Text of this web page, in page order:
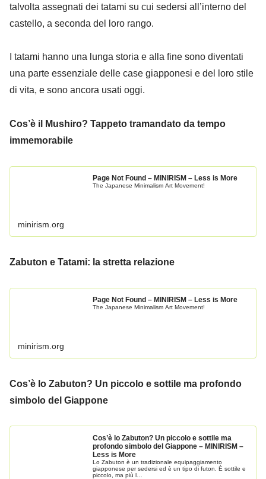
talvolta assegnati dei tatami su cui sedersi all’interno del
castello, a seconda del loro rango.
I tatami hanno una lunga storia e alla fine sono diventati
una parte essenziale delle case giapponesi e del loro stile
di vita, e sono ancora usati oggi.
Cos’è il Mushiro? Tappeto tramandato da tempo
immemorabile
Page Not Found – MINIRISM – Less is More
The Japanese Minimalism Art Movement!
minirism.org
Zabuton e Tatami: la stretta relazione
Page Not Found – MINIRISM – Less is More
The Japanese Minimalism Art Movement!
minirism.org
Cos’è lo Zabuton? Un piccolo e sottile ma profondo
simbolo del Giappone
Cos’è lo Zabuton? Un piccolo e sottile ma
profondo simbolo del Giappone – MINIRISM –
Less is More
Lo Zabuton è un tradizionale equipaggiamento
giapponese per sedersi ed è un tipo di futon. È sottile e
piccolo, ma più l…